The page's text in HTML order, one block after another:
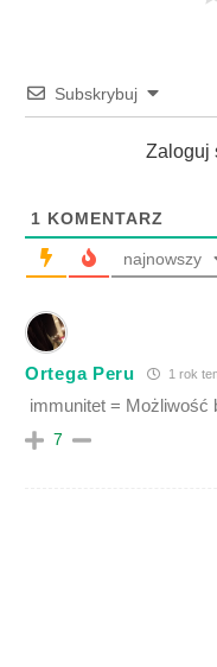
Subskrybuj
Zaloguj
1 KOMENTARZ
najnowszy
Ortega Peru 1 rok
immunitet = Możliwość
7